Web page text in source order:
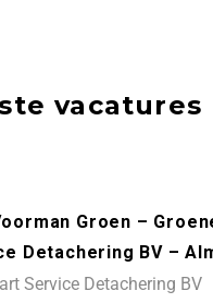
vacatures
Groen –
Detachering BV –
Service Detachering BV